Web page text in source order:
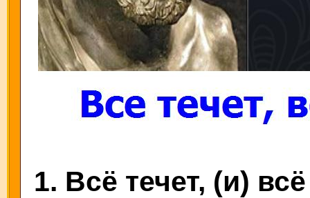
1. Всё течет, (и)